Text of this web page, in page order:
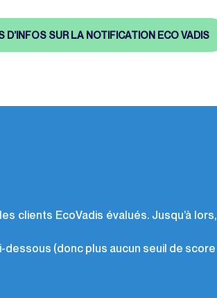
D’INFOS SUR LA NOTIFICATION ECO VADIS
clients EcoVadis évalués. Jusqu’à lors,
(donc plus aucun seuil de score